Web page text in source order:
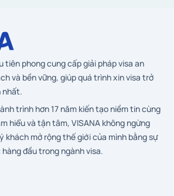
tiên phong cung cấp giải pháp visa an
và bền vững, giúp quá trình xin visa trở
nhất.
trình hơn 17 năm kiến tạo niềm tin cùng
hiểu và tận tâm, VISANA không ngừng
khách mở rộng thế giới của mình bằng sự
đầu trong ngành visa.